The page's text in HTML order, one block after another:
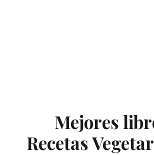
Mejores
Recetas